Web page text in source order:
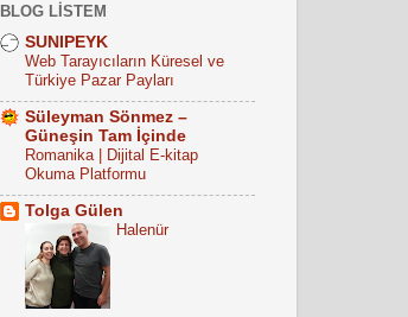
BLOG LISTEM
SUNIPEYK
Web Tarayıcıların Küresel ve
Türkiye Pazar Payları
Süleyman Sönmez –
Güneşin Tam İçinde
Romanika | Dijital E-kitap
Okuma Platformu
Tolga Gülen
Halenür